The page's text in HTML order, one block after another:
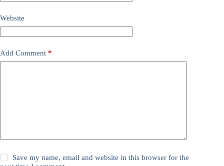
Website
Add Comment *
Save my name, email and website in this browser for the